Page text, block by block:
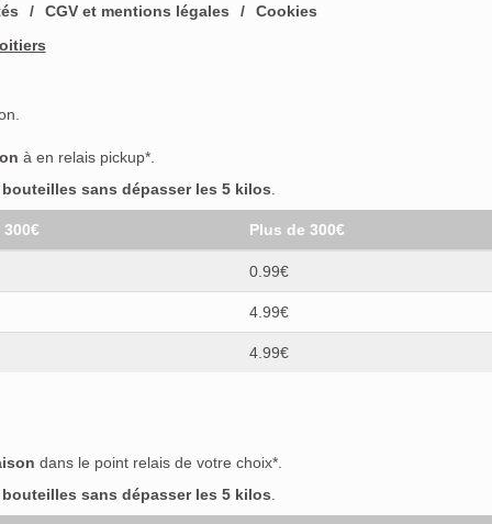
CGV et mentions légales
Cookies
à en relais pickup*.
sans dépasser les 5 kilos.
Plus de 300€
0.99€
4.99€
4.99€
dans le point relais de votre choix*.
sans dépasser les 5 kilos.